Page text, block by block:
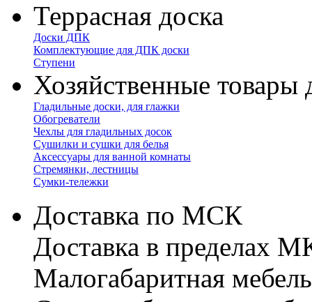
Террасная доска
Доски ДПК
Комплектующие для ДПК доски
Ступени
Хозяйственные товары
Гладильные доски, для глажки
Обогреватели
Чехлы для гладильных досок
Сушилки и сушки для белья
Аксессуары для ванной комнаты
Стремянки, лестницы
Сумки-тележки
Доставка по МСК
Доставка в пределах
Малогабаритная